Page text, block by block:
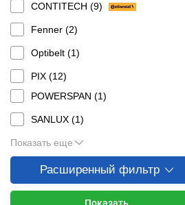
CONTITECH (9)
Fenner (2)
Optibelt (1)
PIX (12)
POWERSPAN (1)
SANLUX (1)
Показать еще
Расширенный фильтр